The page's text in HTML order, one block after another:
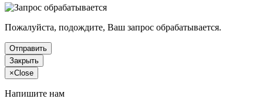
Пожалуйста, подождите, Ваш запрос обрабатывается.
Отправить
Закрыть
×Close
Напишите нам